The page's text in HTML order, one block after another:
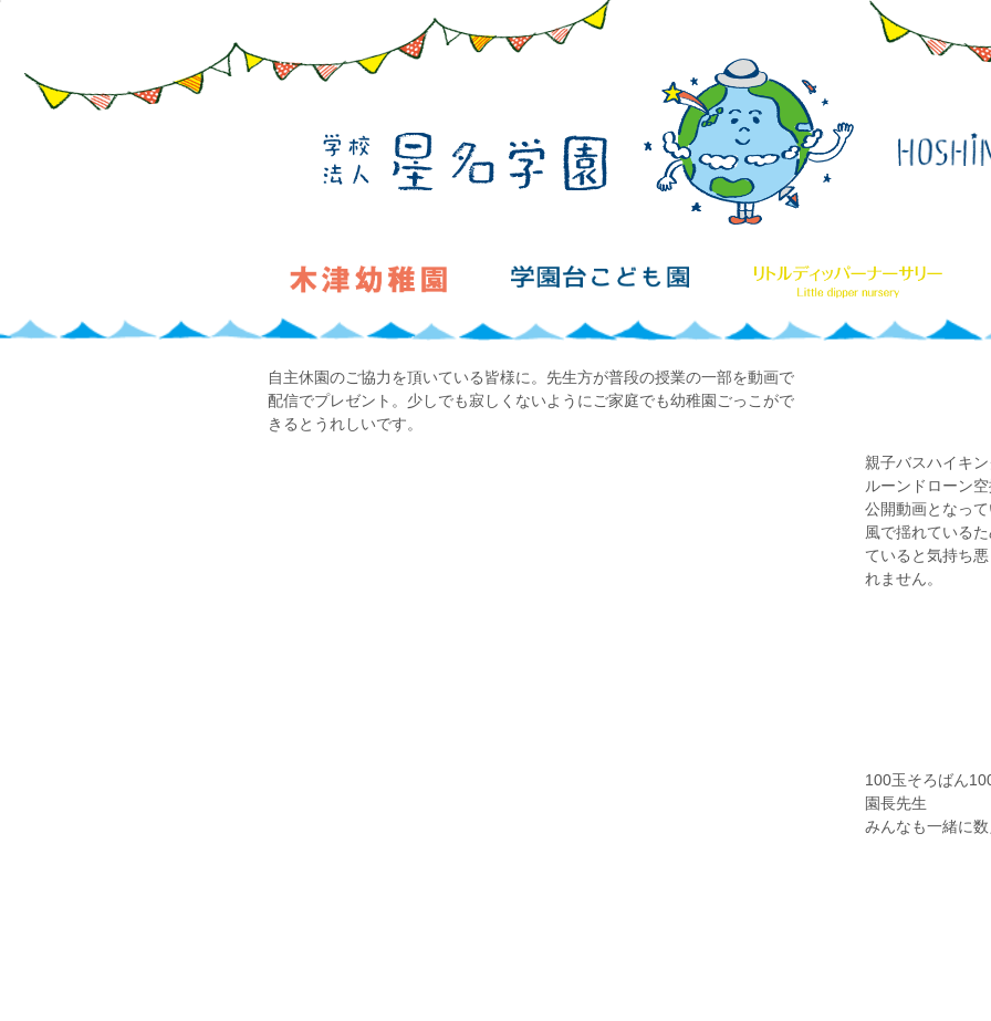
​自主休園のご協力を頂いている皆様に。先生方が普段の授業の一部を動画で
配信でプレゼント。少しでも寂しくないようにご家庭でも幼稚園ごっこがで
きるとうれしいです。
親子バスハイキ
ルーンドローン
公開動画となっ
風で揺れている
ていると気持ち
れません。
100玉そろばん
​園長先生
みんなも一緒に